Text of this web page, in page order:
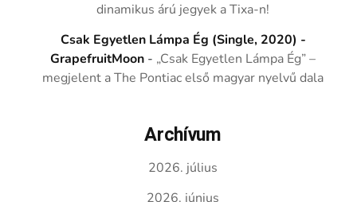
dinamikus árú jegyek a Tixa-n!
Csak Egyetlen Lámpa Ég (Single, 2020) -
GrapefruitMoon - „Csak Egyetlen Lámpa Ég” –
megjelent a The Pontiac első magyar nyelvű dala
Archívum
2026. július
2026. június